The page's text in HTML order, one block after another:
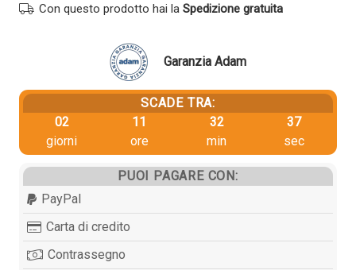
7500XL
Con questo prodotto hai la Spedizione gratuita
Garanzia Adam
SCADE TRA:
02
giorni
11
ore
32
min
36
sec
PUOI PAGARE CON:
PayPal
Carta di credito
Contrassegno